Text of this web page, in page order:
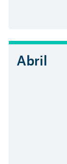
Abril